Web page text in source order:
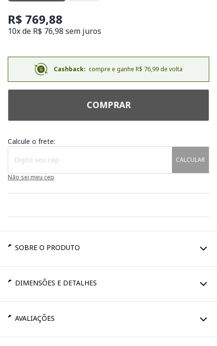
R$ 769,88
10x de R$ 76,98 sem juros
Cashback: compre e ganhe R$ 76,99 de volta
COMPRAR
Calcule o frete:
CALCULAR
Não sei meu cep
SOBRE O PRODUTO
DIMENSÕES E DETALHES
AVALIAÇÕES